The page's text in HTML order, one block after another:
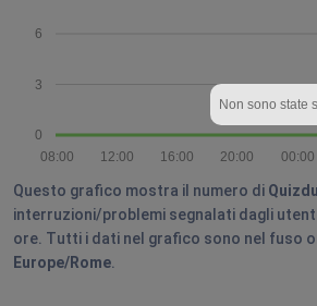
0
3
6
00:00
20:00
16:00
12:00
08:00
Non sono state
Questo grafico mostra il numero di
interruzioni/problemi segnalati dagli
ore. Tutti i dati nel grafico sono nel fuso
Europe/Rome